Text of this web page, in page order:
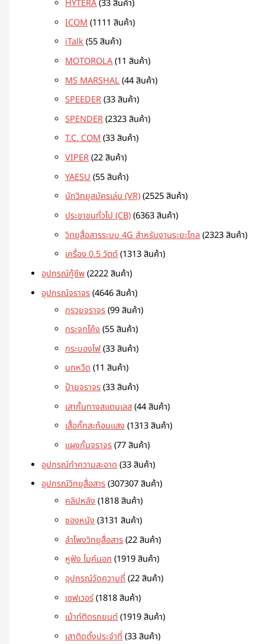
HYTERA 33 สินค้า
ICOM 1111 สินค้า
iTalk 55 สินค้า
MOTOROLA 11 สินค้า
MS MARSHAL 44 สินค้า
SPEEDER 33 สินค้า
SPENDER 2323 สินค้า
T.C. COM 33 สินค้า
VIPER 22 สินค้า
YAESU 55 สินค้า
นักวิทยุสมัครเล่น (VR) 2525 สินค้า
ประชาชนทั่วไป (CB) 6363 สินค้า
วิทยุสื่อสารระบบ 4G สำหรับงานระยะไกล 2323 สินค้า
เครื่อง 0.5 วัตต์ 1313 สินค้า
อุปกรณ์กู้ชีพ 2222 สินค้า
อุปกรณ์จราจร 4646 สินค้า
กรวยจราจร 99 สินค้า
กระจกโค้ง 55 สินค้า
กระบองไฟ 33 สินค้า
นกหวีด 11 สินค้า
ป้ายจราจร 33 สินค้า
เสากั้นทางสแตนเลส 44 สินค้า
เสื้อกั๊กสะท้อนแสง 1313 สินค้า
แผงกั้นจราจร 77 สินค้า
อุปกรณ์ทำความสะอาด 33 สินค้า
อุปกรณ์วิทยุสื่อสาร 307307 สินค้า
คลิปหลัง 1818 สินค้า
ซองหนัง 3131 สินค้า
ลำโพงวิทยุสื่อสาร 22 สินค้า
หูฟัง ไมค์นอก 1919 สินค้า
อุปกรณ์วัดความถี่ 22 สินค้า
เซฟเวอร์ 1818 สินค้า
เม้าท์ติดรถยนต์ 1919 สินค้า
เสาติดตั้งประจำที่ 33 สินค้า